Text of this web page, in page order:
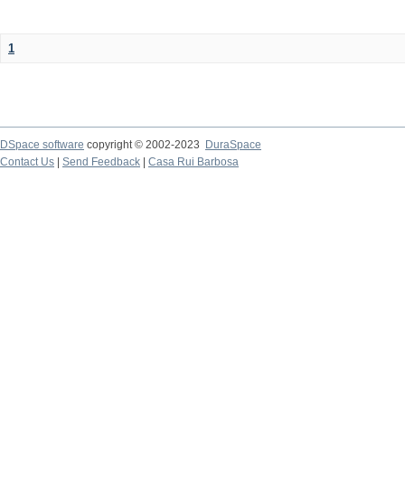
1
DSpace software copyright © 2002-2023
DuraSpace
Contact Us
Send Feedback Casa Rui Barbosa